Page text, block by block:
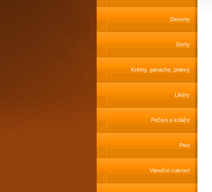
Dezerty
Dorty
Krémy, ganache, polevy
Likéry
Pečivo a koláče
Pivo
Vánoční cukroví